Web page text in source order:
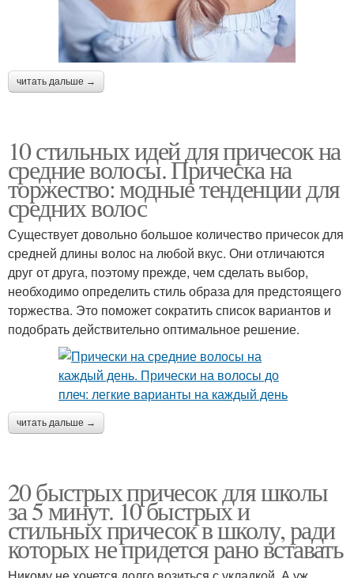
читать дальше →
10 стильных идей для причесок на
средние волосы. Прическа на
торжество: модные тенденции для
средних волос
Существует довольно большое количество причесок для
средней длины волос на любой вкус. Они отличаются
друг от друга, поэтому прежде, чем сделать выбор,
необходимо определить стиль образа для предстоящего
торжества. Это поможет сократить список вариантов и
подобрать действительно оптимальное решение.
читать дальше →
20 быстрых причесок для школы
за 5 минут. 10 быстрых и
стильных причесок в школу, ради
которых не придется рано вставать